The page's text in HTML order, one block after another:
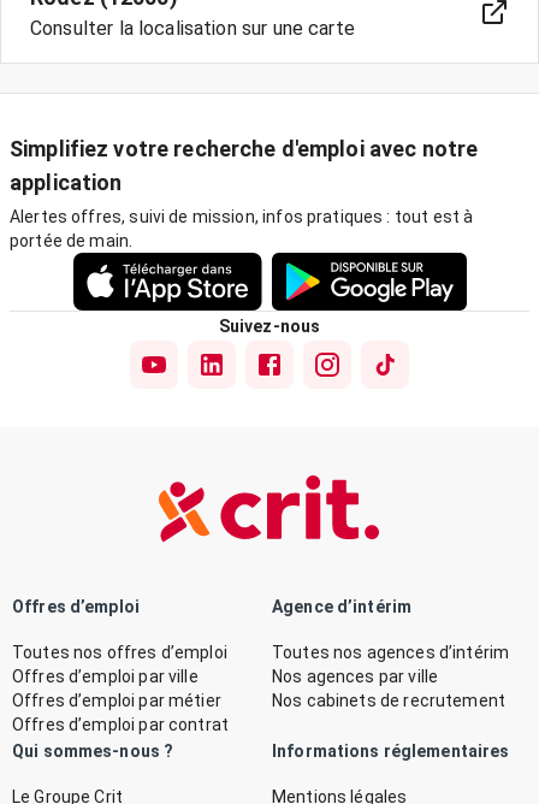
Consulter la localisation sur une carte
Simplifiez votre recherche d'emploi avec notre
application
Alertes offres, suivi de mission, infos pratiques : tout est à
portée de main.
Suivez-nous
Offres d’emploi
Toutes nos offres d’emploi
Offres d’emploi par ville
Offres d’emploi par métier
Offres d’emploi par contrat
Agence d’intérim
Toutes nos agences d’intérim
Nos agences par ville
Nos cabinets de recrutement
Qui sommes-nous ?
Le Groupe Crit
Informations réglementaires
Mentions légales